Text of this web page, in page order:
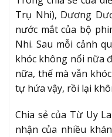
Trụ Nhi), Dương
nước mắt của bộ
Nhi. Sau mỗi cảnh
khóc không nổi nữa
nữa, thế mà vẫn
tự hứa vậy, rồi lại
Chia sẻ của Từ Uy
nhận của nhiều